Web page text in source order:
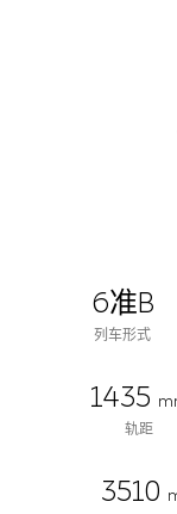
6准B
列车形式
1435
轨距
3510